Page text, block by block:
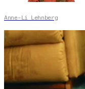
Anne-Li Lehnberg